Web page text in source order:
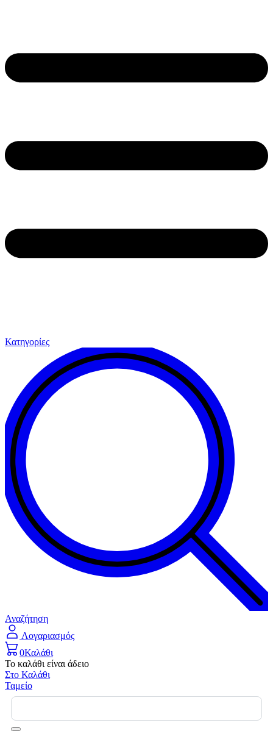
Κατηγορίες
Αναζήτηση
Λογαριασμός
0Καλάθι
Το καλάθι είναι άδειο
Στο Καλάθι
Ταμείο